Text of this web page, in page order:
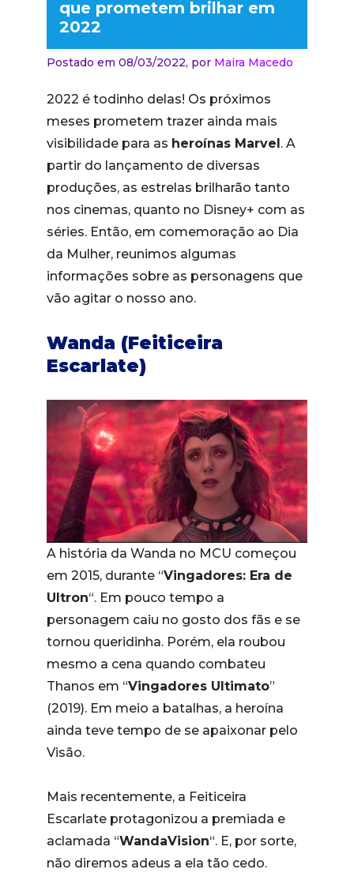
que prometem brilhar em
2022
Postado em 08/03/2022, por Maira Macedo
2022 é todinho delas! Os próximos
meses prometem trazer ainda mais
visibilidade para as heroínas Marvel. A
partir do lançamento de diversas
produções, as estrelas brilharão tanto
nos cinemas, quanto no Disney+ com as
séries. Então, em comemoração ao Dia
da Mulher, reunimos algumas
informações sobre as personagens que
vão agitar o nosso ano.
Wanda (Feiticeira
Escarlate)
A história da Wanda no MCU começou
em 2015, durante “Vingadores: Era de
Ultron“. Em pouco tempo a
personagem caiu no gosto dos fãs e se
tornou queridinha. Porém, ela roubou
mesmo a cena quando combateu
Thanos em “Vingadores Ultimato”
(2019). Em meio a batalhas, a heroína
ainda teve tempo de se apaixonar pelo
Visão.
Mais recentemente, a Feiticeira
Escarlate protagonizou a premiada e
aclamada “WandaVision“. E, por sorte,
não diremos adeus a ela tão cedo.